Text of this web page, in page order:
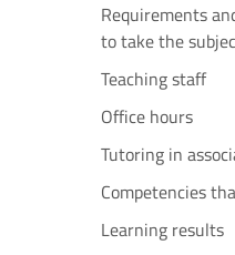
Requirements
to take the
Teaching staff
Office hours
Tutoring in
Competencies
Learning results